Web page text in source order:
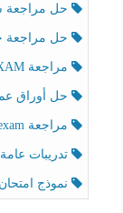
حل مراجعة شاملة
حل مراجعة حسب
مراجعة FINAL EXAMاللغة الإنجليزية الصف الخامس الفصل الثالث
حل أوراق عمل
مراجعة Preparation for the Final exam اللغة الإنجليزية الصف الرابع الفصل الثالث
تدريبات عامة
نموذج امتحان